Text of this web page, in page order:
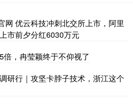
网 优云科技冲刺北交所上市，阿里
市前夕分红6030万元
，冉莹颖终于不仰视了
研行｜攻坚卡脖子技术，浙江这个